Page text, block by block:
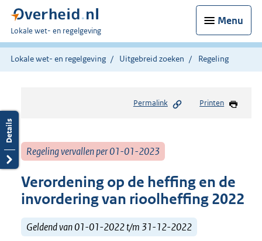
Menu
U
bent
hier:
Lokale wet- en regelgeving
Lokale wet- en regelgeving Uitgebreid zoeken Regeling
Permalink Printen
Regeling vervallen per 01-01-2023
Verordening op de heffing en de
invordering van rioolheffing 2022
Geldend van 01-01-2022 t/m 31-12-2022